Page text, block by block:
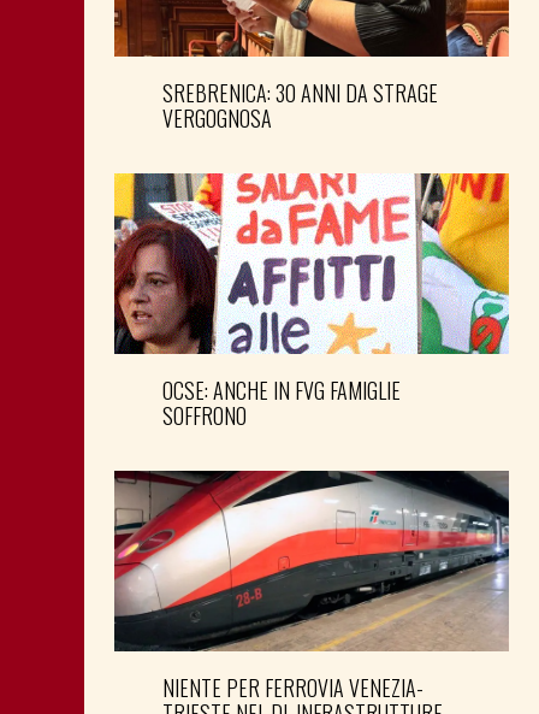
SREBRENICA: 30 ANNI DA STRAGE
VERGOGNOSA
OCSE: ANCHE IN FVG FAMIGLIE
SOFFRONO
NIENTE PER FERROVIA VENEZIA-